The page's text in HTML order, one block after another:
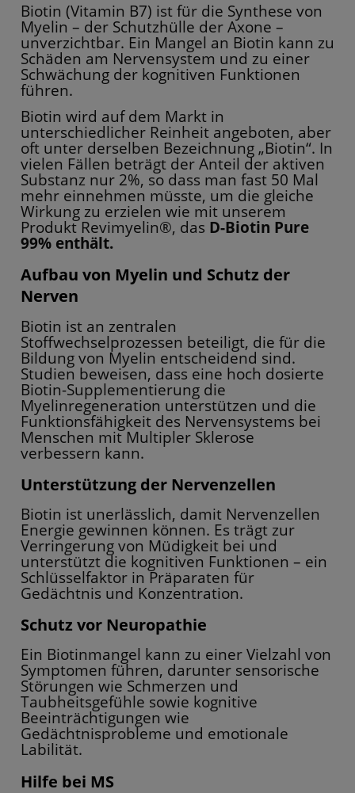
Biotin (Vitamin B7) ist für die Synthese von
Myelin – der Schutzhülle der Axone –
unverzichtbar. Ein Mangel an Biotin kann zu
Schäden am Nervensystem und zu einer
Schwächung der kognitiven Funktionen
führen.
Biotin wird auf dem Markt in
unterschiedlicher Reinheit angeboten, aber
oft unter derselben Bezeichnung „Biotin“. In
vielen Fällen beträgt der Anteil der aktiven
Substanz nur 2%, so dass man fast 50 Mal
mehr einnehmen müsste, um die gleiche
Wirkung zu erzielen wie mit unserem
Produkt Revimyelin®, das D-Biotin Pure
99% enthält.
Aufbau von Myelin und Schutz der
Nerven
Biotin ist an zentralen
Stoffwechselprozessen beteiligt, die für die
Bildung von Myelin entscheidend sind.
Studien beweisen, dass eine hoch dosierte
Biotin-Supplementierung die
Myelinregeneration unterstützen und die
Funktionsfähigkeit des Nervensystems bei
Menschen mit Multipler Sklerose
verbessern kann.
Unterstützung der Nervenzellen
Biotin ist unerlässlich, damit Nervenzellen
Energie gewinnen können. Es trägt zur
Verringerung von Müdigkeit bei und
unterstützt die kognitiven Funktionen – ein
Schlüsselfaktor in Präparaten für
Gedächtnis und Konzentration.
Schutz vor Neuropathie
Ein Biotinmangel kann zu einer Vielzahl von
Symptomen führen, darunter sensorische
Störungen wie Schmerzen und
Taubheitsgefühle sowie kognitive
Beeinträchtigungen wie
Gedächtnisprobleme und emotionale
Labilität.
Hilfe bei MS